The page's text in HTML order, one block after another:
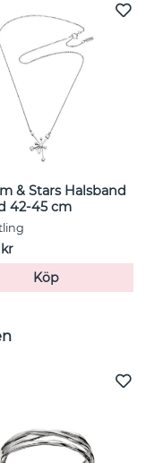
& Stars Halsband
42-45 cm
Köp